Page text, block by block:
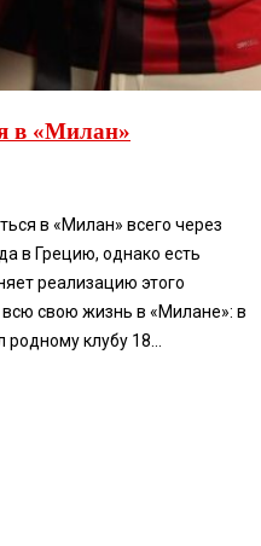
в «Милан»
в «Милан» всего через
в Грецию, однако есть
реализацию этого
свою жизнь в «Милане»: в
клубу 18...